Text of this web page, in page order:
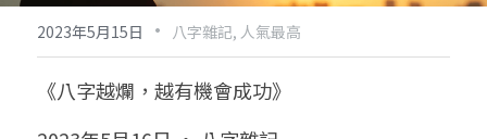
後天派陽宅
黃金會員專區
八字雜記
心靈成長
試閱專區
Podcast聽書
團隊訓練營
線上學苑
八字初階班1
命理商城
2023年5月15日 · 八字雜記, 人氣最高
《八字越爛，越有機會成功》